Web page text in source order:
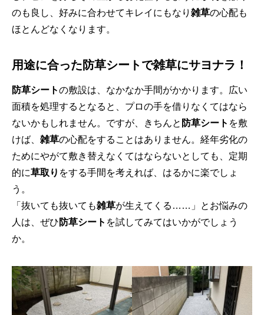
のも良し、好みに合わせてキレイにもなり 雑草の心配も
ほとんどなくなります。
用途に合った防草シートで雑草にサヨナラ！
防草シートの敷設は、なかなか手間がかかります。広い
面積を処理するとなると、プロの手を借りなくてはなら
ないかもしれません。ですが、きちんと 防草シート を敷
けば、 雑草の心配をすることはありません。経年劣化の
ためにやがて敷き替えなくてはならないとしても、定期
的に草取り をする手間を考えれば、はるかに楽でしょ
う。
「抜いても抜いても雑草が生えてくる……」とお悩みの
人は、ぜひ 防草シート を試してみてはいかがでしょう
か。